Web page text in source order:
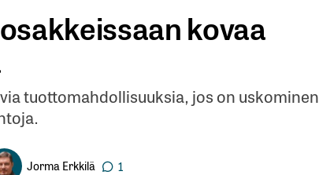
kovaa
tuottomahdollisuuksia, jos on uskominen
Jorma Erkkilä 1